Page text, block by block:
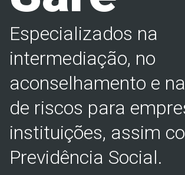
Especializados na
intermediação, no
aconselhamento e
de riscos para
instituições, assim
Previdência Social.